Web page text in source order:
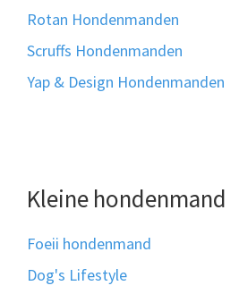
Rotan Hondenmanden
Scruffs Hondenmanden
Yap & Design Hondenmanden
Kleine hondenmand
Foeii hondenmand
Dog's Lifestyle